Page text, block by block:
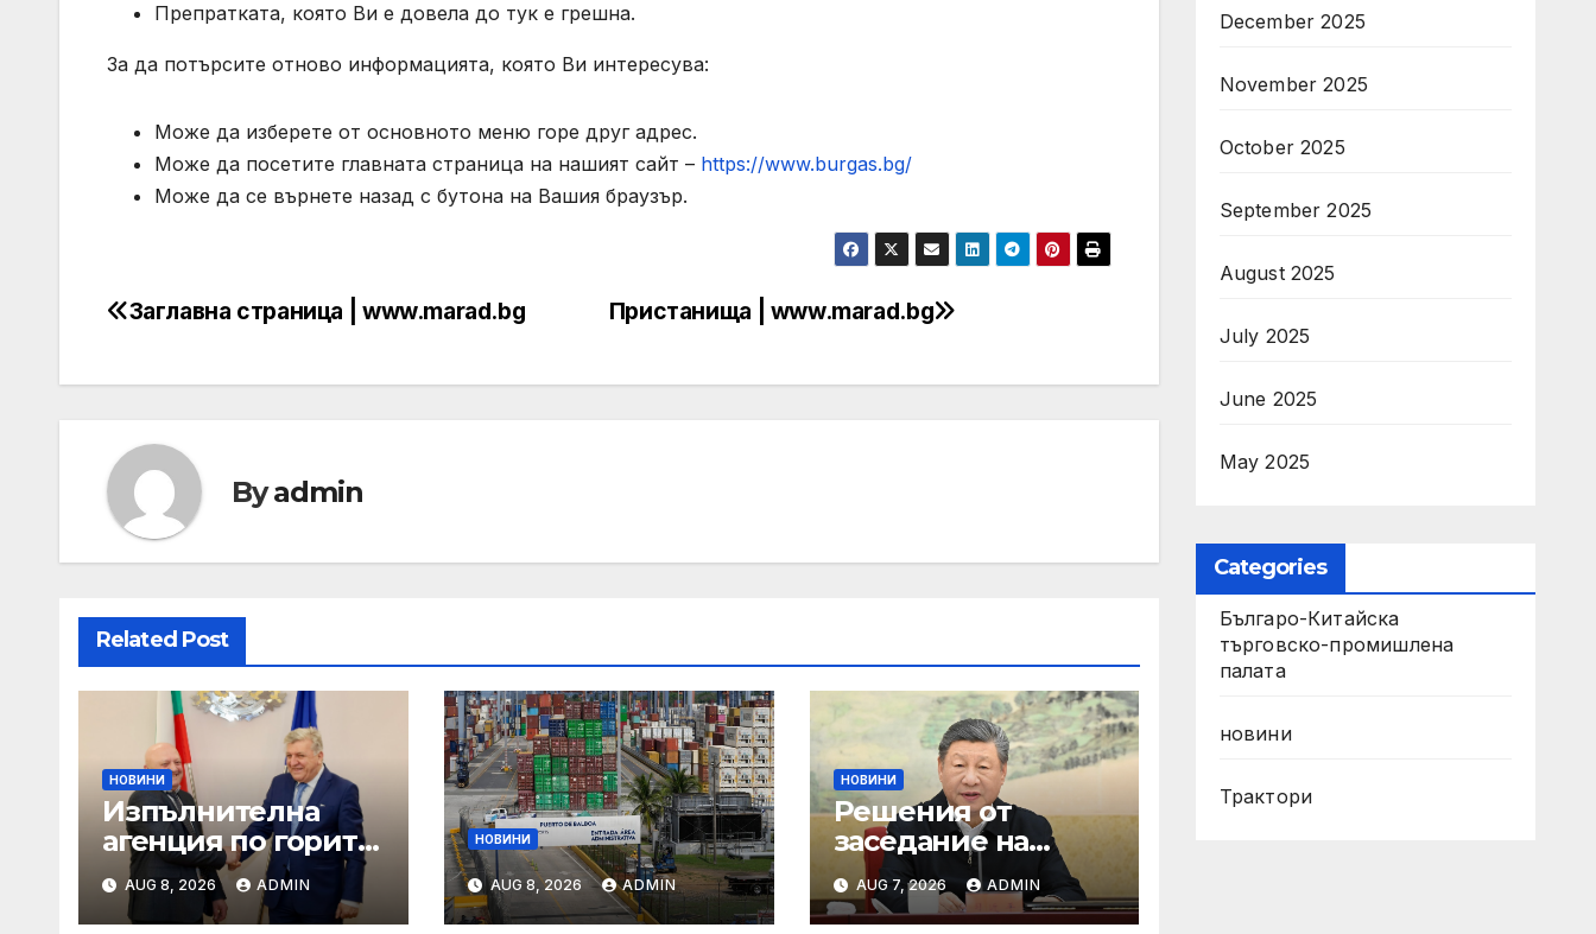
Препратката, която Ви е довела до тук е грешна.
За да потърсите отново информацията, която Ви интересува:
Може да изберете от основното меню горе друг адрес.
Може да посетите главната страница на нашият сайт – https://www.burgas.bg/
Може да се върнете назад с бутона на Вашия браузър.
Post
Пристанища | www.marad.bg
Заглавна страница | www.marad.bg
Byadmin
Related Post
НОВИНИ
Изпълнителна
агенция по горите
| Новини
AUG 8, 2026 ADMIN
НОВИНИ
AUG 8, 2026 ADMIN
НОВИНИ
Решения от
заседание на
25.03.2025 г.
AUG 7, 2026 ADMIN
December 2025
November 2025
October 2025
September 2025
August 2025
July 2025
June 2025
May 2025
Categories
Българо-Китайска
търговско-промишлена
палата
новини
Трактори